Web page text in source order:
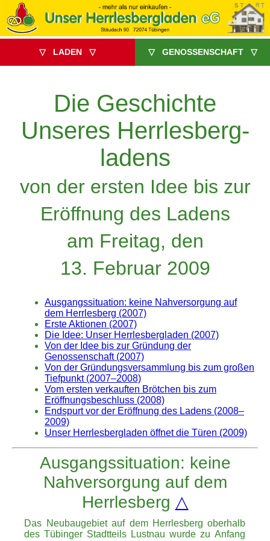
▽ LADEN ▽ ▽ GENOSSENSCHAFT ▽
Die Geschichte
Unseres Herrlesberg­
ladens
von der ersten Idee bis zur
Eröffnung des Ladens
am Freitag, den
13. Februar 2009
Ausgangssituation: keine Nahversorgung auf
dem Herrlesberg (2007)
Erste Aktionen (2007)
Die Idee: Unser Herrlesbergladen (2007)
Von der Idee bis zur Gründung der
Genossenschaft (2007)
Von der Gründungsversammlung bis zum großen
Tiefpunkt (2007–2008)
Vom ersten verkauften Brötchen bis zum
Eröffnungsbeschluss (2008)
Endspurt vor der Eröffnung des Ladens (2008–
2009)
Unser Herrlesbergladen öffnet die Türen (2009)
Ausgangssituation: keine
Nahversorgung auf dem
Herrlesberg △
Das Neubaugebiet auf dem Herrlesberg oberhalb
des Tübinger Stadtteils Lustnau wurde zu Anfang